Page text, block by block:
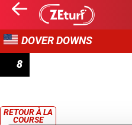
DOVER DOWNS
8
RETOUR À LA
COURSE